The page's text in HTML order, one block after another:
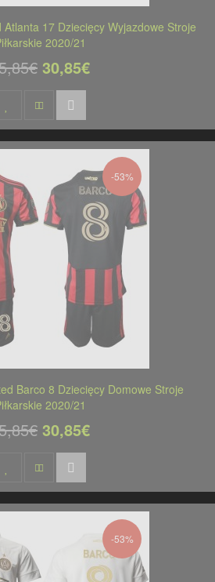
17 Dziecięcy Wyjazdowe Stroje
2020/21
30,85€
-53%
Barco 8 Dziecięcy Domowe Stroje
2020/21
30,85€
-53%